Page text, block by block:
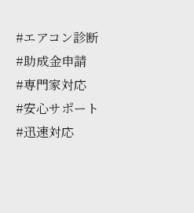
#エアコン診断
#助成金申請
#専門家対応
#安心サポート
#迅速対応